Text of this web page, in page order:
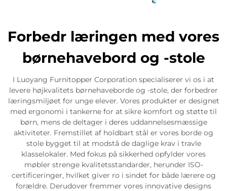
Forbedr læringen med vores
børnehavebord og -stole
I Luoyang Furnitopper Corporation specialiserer vi os i at
levere højkvalitets børnehaveborde og -stole, der forbedrer
læringsmiljøet for unge elever. Vores produkter er designet
med ergonomi i tankerne for at sikre komfort og støtte til
børn, mens de deltager i deres uddannelsesmæssige
aktiviteter. Fremstillet af holdbart stål er vores borde og
stole bygget til at modstå de daglige krav i travle
klasselokaler. Med fokus på sikkerhed opfylder vores
møbler strenge kvalitetsstandarder, herunder ISO-
certificeringer, hvilket giver ro i sindet for både lærere og
forældre. Derudover fremmer vores innovative designs